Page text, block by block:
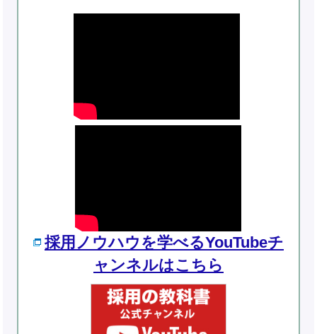
採用ノウハウを学べるYouTubeチ
ャンネルはこちら